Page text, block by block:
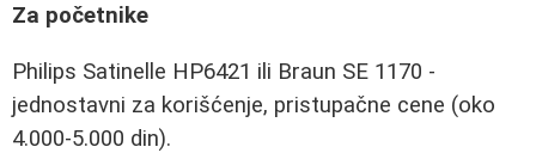
Za početnike
Philips Satinelle HP6421 ili Braun SE 1170 -
jednostavni za korišćenje, pristupačne cene (oko
4.000-5.000 din).